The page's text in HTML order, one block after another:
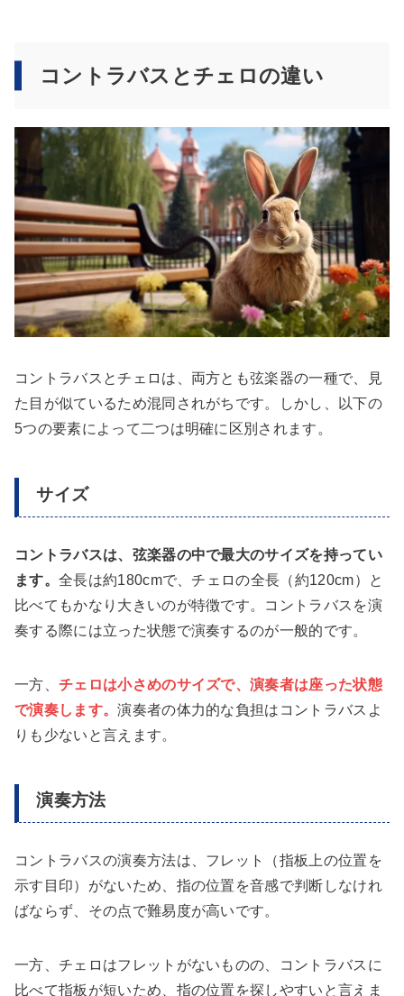
コントラバスとチェロの違い
コントラバスとチェロは、両方とも弦楽器の一種で、見
た目が似ているため混同されがちです。しかし、以下の
5つの要素によって二つは明確に区別されます。
サイズ
コントラバスは、弦楽器の中で最大のサイズを持ってい
ます。 全長は約180cmで、チェロの全長（約120cm）と
比べてもかなり大きいのが特徴です。コントラバスを演
奏する際には立った状態で演奏するのが一般的です。
一方、 チェロは小さめのサイズで、演奏者は座った状態
で演奏します。演奏者の体力的な負担はコントラバスよ
りも少ないと言えます。
演奏方法
コントラバスの演奏方法は、フレット（指板上の位置を
示す目印）がないため、指の位置を音感で判断しなけれ
ばならず、その点で難易度が高いです。
一方、チェロはフレットがないものの、コントラバスに
比べて指板が短いため、指の位置を探しやすいと言えま